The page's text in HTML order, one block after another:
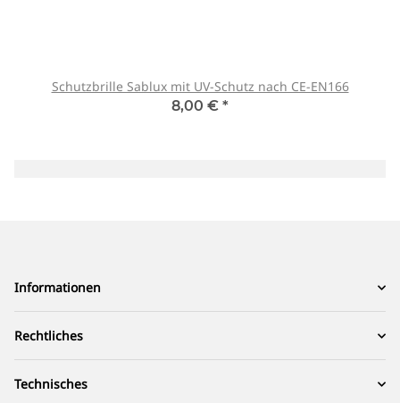
Schutzbrille Sablux mit UV-Schutz nach CE-EN166
8,00 € *
Informationen
Rechtliches
Technisches